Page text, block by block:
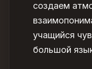
создаем
учащийся
большой